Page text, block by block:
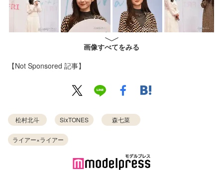
画像すべてをみる
【Not Sponsored 記事】
松村北斗 SixTONES 森七菜
ライアー×ライアー